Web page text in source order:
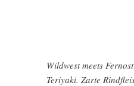
Wildwest meets
Teriyaki. Zarte